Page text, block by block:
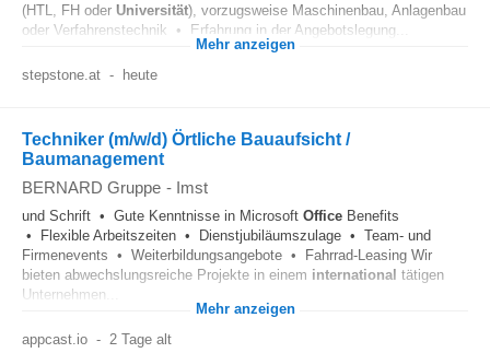
(HTL, FH oder Universität), vorzugsweise Maschinenbau, Anlagenbau
oder Verfahrenstechnik • Erfahrung in der Angebotslegung...
Mehr anzeigen
stepstone.at - heute
Techniker (m/w/d) Örtliche Bauaufsicht /
Baumanagement
BERNARD Gruppe - Imst
und Schrift • Gute Kenntnisse in Microsoft Office Benefits
• Flexible Arbeitszeiten • Dienstjubiläumszulage • Team- und
Firmenevents • Weiterbildungsangebote • Fahrrad-Leasing Wir
bieten abwechslungsreiche Projekte in einem international tätigen
Unternehmen...
Mehr anzeigen
appcast.io - 2 Tage alt